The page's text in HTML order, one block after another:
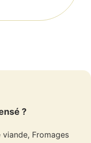
?
Fromages